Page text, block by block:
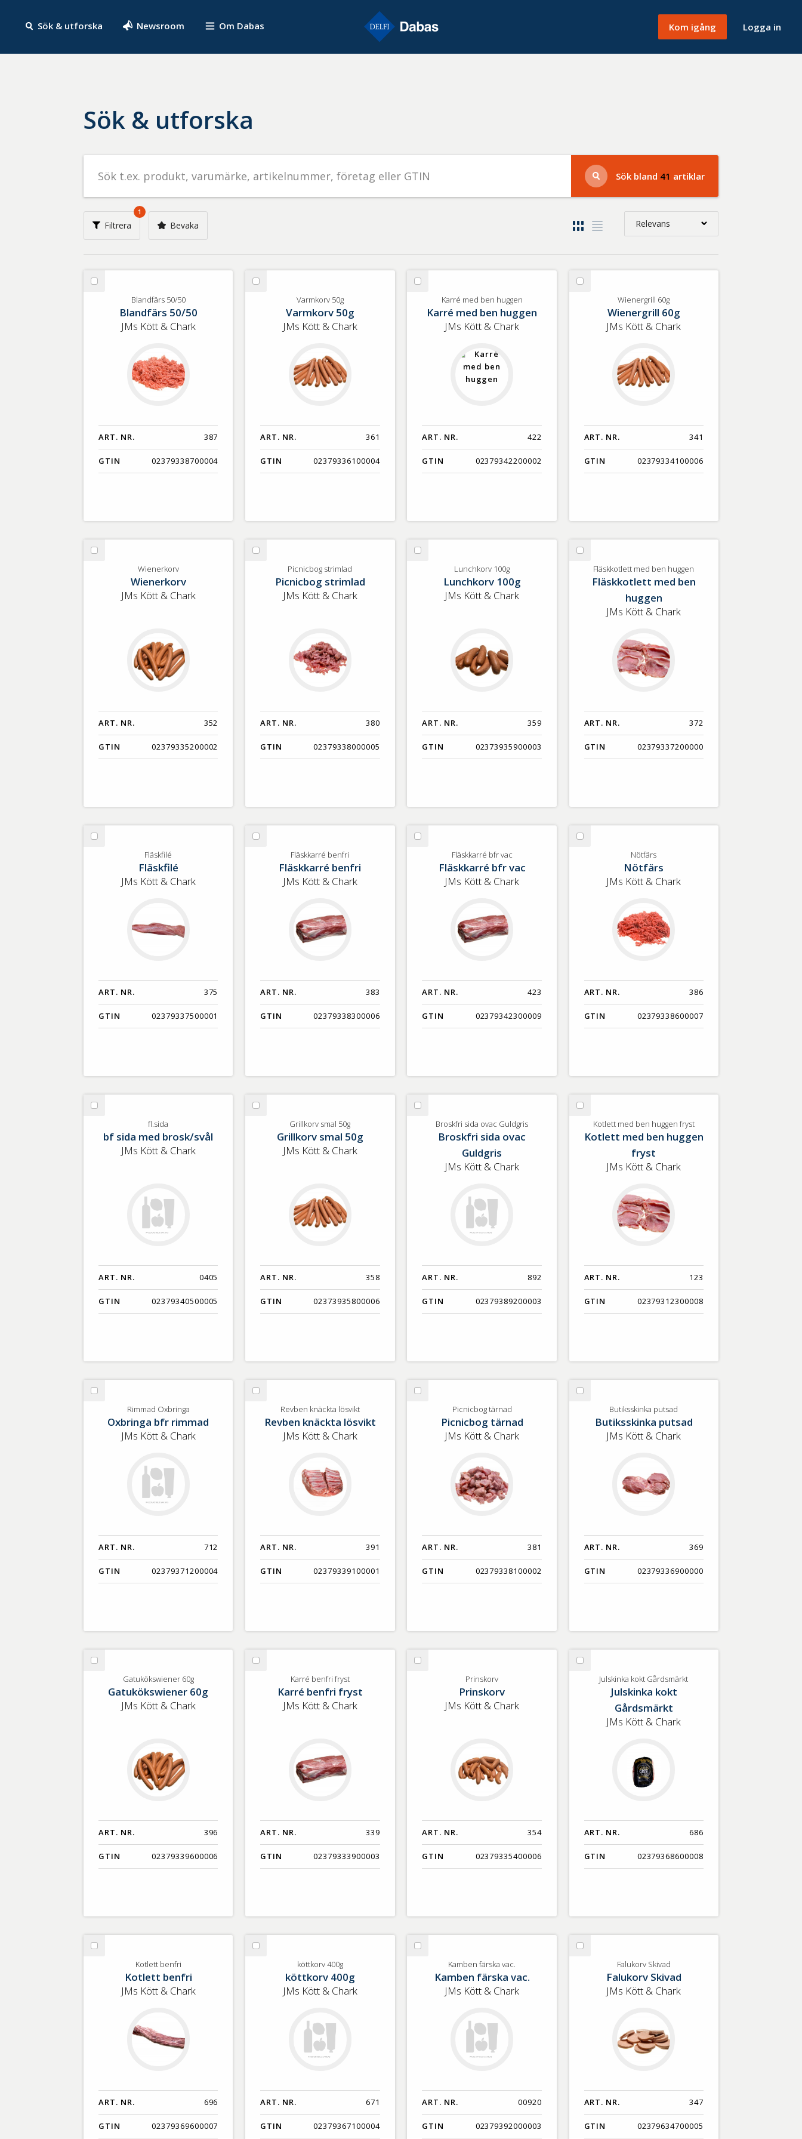
Sök & utforska Newsroom Om Dabas Kom igång Logga in
Sök & utforska
Sök
livsmedel
på
t.ex.
produkt,
varumärke,
GTIN
Sök bland 41 artiklar
Filtrera
1
Bevaka Relevans
Nyaste
Benämning A-Ö
Varumärken A-Ö
GTIN
Välj
BlandfärsBlandfärs 50/50
Blandfärs 50/50
JMs Kött & Chark
ART. NR. 387
GTIN 02379338700004
Välj
VarmkorvVarmkorv 50g
Varmkorv 50g
JMs Kött & Chark
ART. NR. 361
GTIN 02379336100004
Välj
med
Karré med ben huggen
Karré med ben huggen
JMs Kött & Chark
ART. NR. 422
GTIN 02379342200002
Välj
WienergrillWienergrill 60g
Wienergrill 60g
JMs Kött & Chark
ART. NR. 341
GTIN 02379334100006
Välj
WienerkorvWienerkorv
Wienerkorv
JMs Kött & Chark
ART. NR. 352
GTIN 02379335200002
Välj
Picnicbog
strimlad
Picnicbog strimlad
Picnicbog strimlad
JMs Kött & Chark
ART. NR. 380
GTIN 02379338000005
Välj
LunchkorvLunchkorv 100g
Lunchkorv 100g
JMs Kött & Chark
ART. NR. 359
GTIN 02373935900003
Välj
Fläskkotlett
med
huggen
Fläskkotlett med ben huggen
Fläskkotlett med ben
huggen
JMs Kött & Chark
ART. NR. 372
GTIN 02379337200000
Välj
Fläskfilé
Fläskfilé
JMs Kött & Chark
ART. NR. 375
GTIN 02379337500001
Välj
Fläskkarré
benfri
Fläskkarré benfri
Fläskkarré benfri
JMs Kött & Chark
ART. NR. 383
GTIN 02379338300006
Välj
FläskkarréFläskkarré bfr vac
Fläskkarré bfr vac
JMs Kött & Chark
ART. NR. 423
GTIN 02379342300009
Välj
Nötfärs
Nötfärs
JMs Kött & Chark
ART. NR. 386
GTIN 02379338600007
Välj
fl.sida
bf sida med brosk/svål
JMs Kött & Chark
ART. NR. 0405
GTIN 02379340500005
Välj
GrillkorvGrillkorv smal 50g
Grillkorv smal 50g
JMs Kött & Chark
ART. NR. 358
GTIN 02373935800006
Välj
BroskfriBroskfri sida ovac Guldgris
Broskfri sida ovac
Guldgris
JMs Kött & Chark
ART. NR. 892
GTIN 02379389200003
Välj
Kotlett
med
Kotlett med ben huggen fryst
Kotlett med ben huggen
fryst
JMs Kött & Chark
ART. NR. 123
GTIN 02379312300008
Välj
Rimmad
Oxbringa
Rimmad Oxbringa
Oxbringa bfr rimmad
JMs Kött & Chark
ART. NR. 712
GTIN 02379371200004
Välj
Revben
knäckta
Revben knäckta lösvikt
Revben knäckta lösvikt
JMs Kött & Chark
ART. NR. 391
GTIN 02379339100001
Välj
Picnicbog
tärnad
Picnicbog tärnad
Picnicbog tärnad
JMs Kött & Chark
ART. NR. 381
GTIN 02379338100002
Välj
Butiksskinka
putsad
Butiksskinka putsad
Butiksskinka putsad
JMs Kött & Chark
ART. NR. 369
GTIN 02379336900000
Välj
Gatukökswiener
60g
Gatukökswiener 60g
Gatukökswiener 60g
JMs Kött & Chark
ART. NR. 396
GTIN 02379339600006
Välj
benfri
Karré benfri fryst
Karré benfri fryst
JMs Kött & Chark
ART. NR. 339
GTIN 02379333900003
Välj
Prinskorv
Prinskorv
JMs Kött & Chark
ART. NR. 354
GTIN 02379335400006
Välj
Julskinka
Gårdsmärkt
Julskinka kokt Gårdsmärkt
Julskinka kokt
Gårdsmärkt
JMs Kött & Chark
ART. NR. 686
GTIN 02379368600008
Välj
Kotlett benfri
Kotlett benfri
JMs Kött & Chark
ART. NR. 696
GTIN 02379369600007
Välj
köttkorv 400g
köttkorv 400g
JMs Kött & Chark
ART. NR. 671
GTIN 02379367100004
Välj
Kamben
färska
Kamben färska vac.
Kamben färska vac.
JMs Kött & Chark
ART. NR. 00920
GTIN 02379392000003
Välj
Skivad
Falukorv Skivad
Falukorv Skivad
JMs Kött & Chark
ART. NR. 347
GTIN 02379634700005